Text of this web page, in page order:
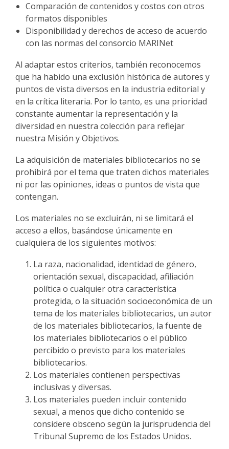
Comparación de contenidos y costos con otros
formatos disponibles
Disponibilidad y derechos de acceso de acuerdo
con las normas del consorcio MARINet
Al adaptar estos criterios, también reconocemos
que ha habido una exclusión histórica de autores y
puntos de vista diversos en la industria editorial y
en la crítica literaria. Por lo tanto, es una prioridad
constante aumentar la representación y la
diversidad en nuestra colección para reflejar
nuestra Misión y Objetivos.
La adquisición de materiales bibliotecarios no se
prohibirá por el tema que traten dichos materiales
ni por las opiniones, ideas o puntos de vista que
contengan.
Los materiales no se excluirán, ni se limitará el
acceso a ellos, basándose únicamente en
cualquiera de los siguientes motivos:
La raza, nacionalidad, identidad de género,
orientación sexual, discapacidad, afiliación
política o cualquier otra característica
protegida, o la situación socioeconómica de un
tema de los materiales bibliotecarios, un autor
de los materiales bibliotecarios, la fuente de
los materiales bibliotecarios o el público
percibido o previsto para los materiales
bibliotecarios.
Los materiales contienen perspectivas
inclusivas y diversas.
Los materiales pueden incluir contenido
sexual, a menos que dicho contenido se
considere obsceno según la jurisprudencia del
Tribunal Supremo de los Estados Unidos.